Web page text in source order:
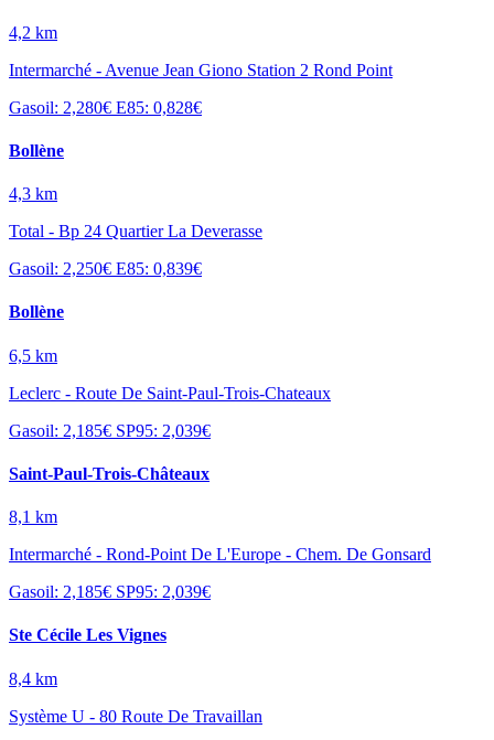
4,2 km
Intermarché - Avenue Jean Giono Station 2 Rond Point
Gasoil: 2,280€ E85: 0,828€
Bollène
4,3 km
Total - Bp 24 Quartier La Deverasse
Gasoil: 2,250€ E85: 0,839€
Bollène
6,5 km
Leclerc - Route De Saint-Paul-Trois-Chateaux
Gasoil: 2,185€ SP95: 2,039€
Saint-Paul-Trois-Châteaux
8,1 km
Intermarché - Rond-Point De L'Europe - Chem. De Gonsard
Gasoil: 2,185€ SP95: 2,039€
Ste Cécile Les Vignes
8,4 km
Système U - 80 Route De Travaillan